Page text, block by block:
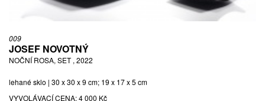
009
JOSEF NOVOTNÝ
NOČNÍ ROSA, SET , 2022
lehané sklo | 30 x 30 x 9 cm; 19 x 17 x 5 cm
VYVOLÁVACÍ CENA:4 000 Kč